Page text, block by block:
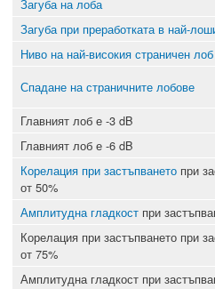
Загуба на лоба
Загуба при преработката в най-
Ниво на най-високия страничен лоб
Спадане на страничните лобове
Главният лоб е -3 dB
Главният лоб е -6 dB
Корелация при застъпванетопри
от 50%
Амплитудна гладкостпри
Корелация при застъпването при
от 75%
Амплитудна гладкост при